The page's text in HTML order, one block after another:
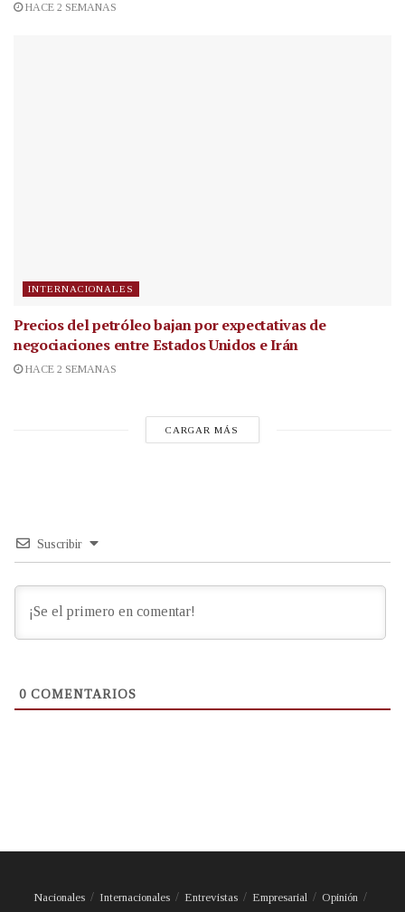
HACE 2 SEMANAS
INTERNACIONALES
Precios del petróleo bajan por expectativas de
negociaciones entre Estados Unidos e Irán
HACE 2 SEMANAS
CARGAR MÁS
Suscribir
0 COMENTARIOS
Nacionales Internacionales Entrevistas Empresarial
Opinión